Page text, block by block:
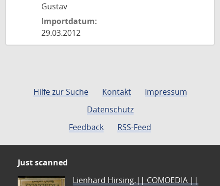
Gustav
Importdatum:
29.03.2012
Hilfe zur Suche Kontakt
Impressum
Datenschutz
Feedback
RSS-Feed
Just scanned
Lienhard Hirsing.|| COMOEDIA ||